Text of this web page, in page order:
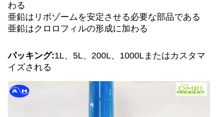
わる
亜鉛はリボゾームを安定させる必要な部品である
亜鉛はクロロフィルの形成に加わる
パッキング:1L、5L、200L、1000Lまたはカスタマ
イズされる